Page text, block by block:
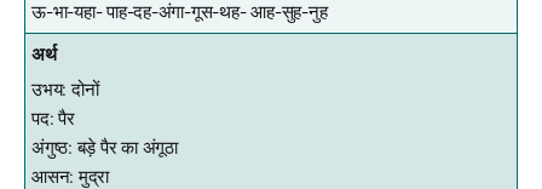
ऊ-भा-यहा- पाह-दह-अंगा-गूस-थह- आह-सुह-नुह
अर्थ
उभय: दोनों
पद: पैर
अंगुष्ठ: बड़े पैर का अंगूठा
आसन: मुद्रा